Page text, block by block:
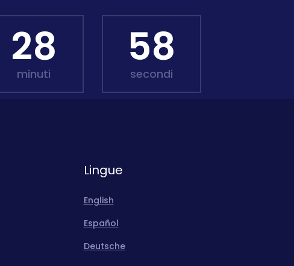
28
minuti
57
secondi
Lingue
English
Español
Deutsche